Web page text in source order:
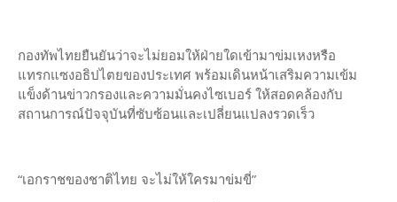
กองทัพไทยยืนยันว่าจะไม่ยอมให้ฝ่ายใดเข้ามาข่มเหงหรือ
แทรกแซงอธิปไตยของประเทศ พร้อมเดินหน้าเสริมความเข้ม
แข็งด้านข่าวกรองและความมั่นคงไซเบอร์ ให้สอดคล้องกับ
สถานการณ์ปัจจุบันที่ซับซ้อนและเปลี่ยนแปลงรวดเร็ว
“เอกราชของชาติไทย จะไม่ให้ใครมาข่มขี่”